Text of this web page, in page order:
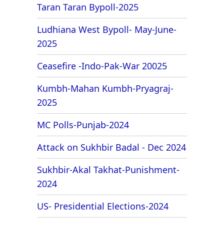
Taran Taran Bypoll-2025
Ludhiana West Bypoll- May-June-
2025
Ceasefire -Indo-Pak-War 20025
Kumbh-Mahan Kumbh-Pryagraj-
2025
MC Polls-Punjab-2024
Attack on Sukhbir Badal - Dec 2024
Sukhbir-Akal Takhat-Punishment-
2024
US- Presidential Elections-2024